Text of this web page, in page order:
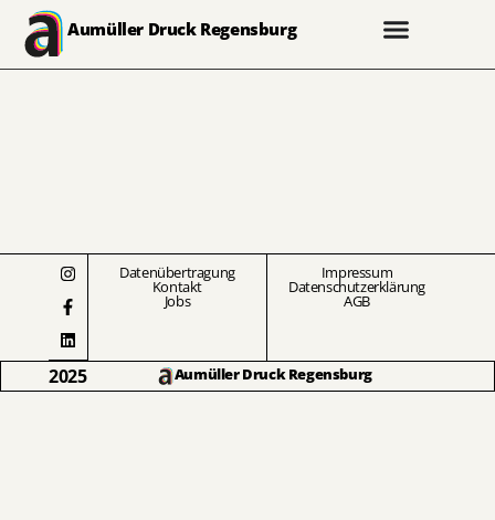
Aumüller Druck Regensburg
Datenübertragung
Kontakt
Jobs
Impressum
Datenschutzerklärung
AGB
2025 Aumüller Druck Regensburg